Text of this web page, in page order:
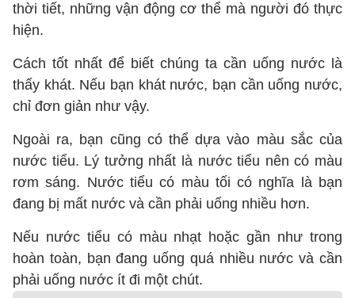
thời tiết, những vận động cơ thể mà người đó thực
hiện.
Cách tốt nhất để biết chúng ta cần uống nước là
thấy khát. Nếu bạn khát nước, bạn cần uống nước,
chỉ đơn giản như vậy.
Ngoài ra, bạn cũng có thể dựa vào màu sắc của
nước tiểu. Lý tưởng nhất là nước tiểu nên có màu
rơm sáng. Nước tiểu có màu tối có nghĩa là bạn
đang bị mất nước và cần phải uống nhiều hơn.
Nếu nước tiểu có màu nhạt hoặc gần như trong
hoàn toàn, bạn đang uống quá nhiều nước và cần
phải uống nước ít đi một chút.